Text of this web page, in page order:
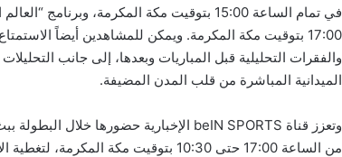
في تمام الساعة 15:00 بتوقيت مكة المكرمة،
17:00 بتوقيت مكة المكرمة. ويمكن للمشاهدين أيضاً
والفقرات التحليلية قبل المباريات وبعدها، إلى جانب
الميدانية المباشرة من قلب المدن المضيفة.
من الساعة 17:00 حتى 10:30 بتوقيت مكة